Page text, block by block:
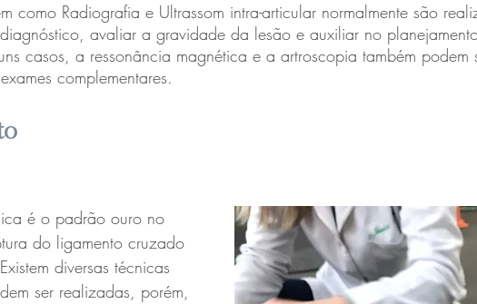
como Radiografia e Ultrassom intra-articular normalmente são
avaliar a gravidade da lesão e auxiliar no
casos, a ressonância magnética e a artroscopia também podem
complementares.
é o padrão ouro no
do ligamento cruzado
diversas técnicas
ser realizadas, porém,